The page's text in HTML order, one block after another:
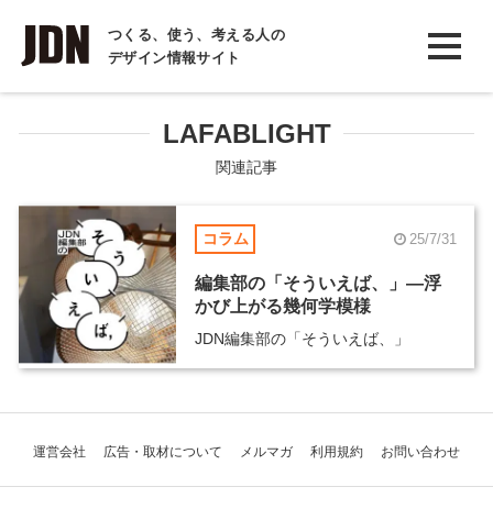
つくる、使う、考える人の
デザイン情報サイト
INTERVIEW
インタビュー
REPORT
COLUMN
コラム
LAFABLIGHT
関連記事
コラム 25/7/31
編集部の「そういえば、」―浮
かび上がる幾何学模様
JDN編集部の「そういえば、」
運営会社 広告・取材について メルマガ 利用規約 お問い合わせ